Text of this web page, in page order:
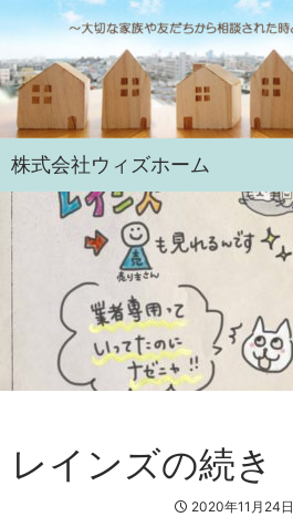
ン
テ
ン
ツ
へ
ス
キ
ッ
プ
株式会社ウィズホーム
検
索
レインズの続き
2020年11月24日